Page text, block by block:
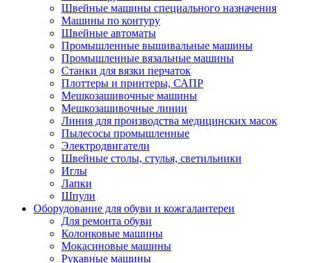
Швейные машины специального назначения
Машины по контуру
Швейные автоматы
Промышленные вышивальные машины
Промышленные вязальные машины
Станки для вязки перчаток
Плоттеры и принтеры, САПР
Мешкозашивочные машины
Мешкозашивочные линии
Линия для производства медицинских масок
Пылесосы промышленные
Электродвигатели
Швейные столы, стулья, светильники
Иглы
Лапки
Шпули
Оборудование для обуви и кожгалантереи
Для ремонта обуви
Колонковые машины
Мокасиновые машины
Рукавные машины